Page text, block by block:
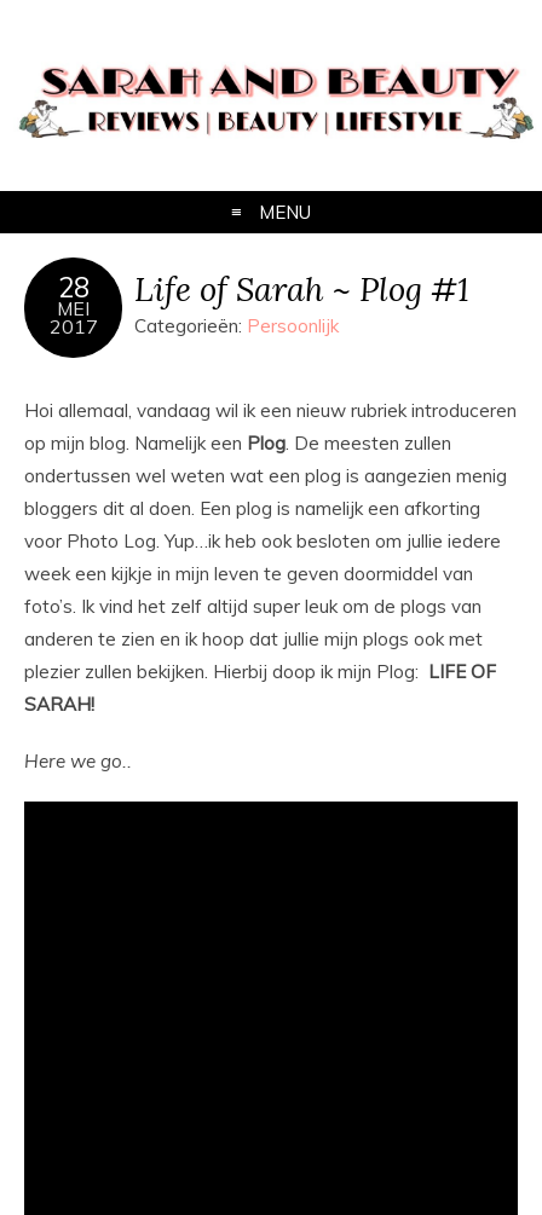
MENU
28
MEI
2017
Life of Sarah ~ Plog #1
Categorieën: Persoonlijk
Hoi allemaal, vandaag wil ik een nieuw rubriek introduceren
op mijn blog. Namelijk een Plog. De meesten zullen
ondertussen wel weten wat een plog is aangezien menig
bloggers dit al doen. Een plog is namelijk een afkorting
voor Photo Log. Yup…ik heb ook besloten om jullie iedere
week een kijkje in mijn leven te geven doormiddel van
foto’s. Ik vind het zelf altijd super leuk om de plogs van
anderen te zien en ik hoop dat jullie mijn plogs ook met
plezier zullen bekijken. Hierbij doop ik mijn Plog: LIFE OF
SARAH!
Here we go..